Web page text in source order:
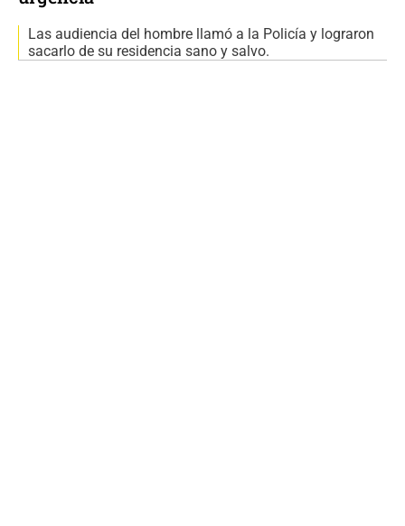
Las audiencia del hombre llamó a la Policía y lograron
sacarlo de su residencia sano y salvo.